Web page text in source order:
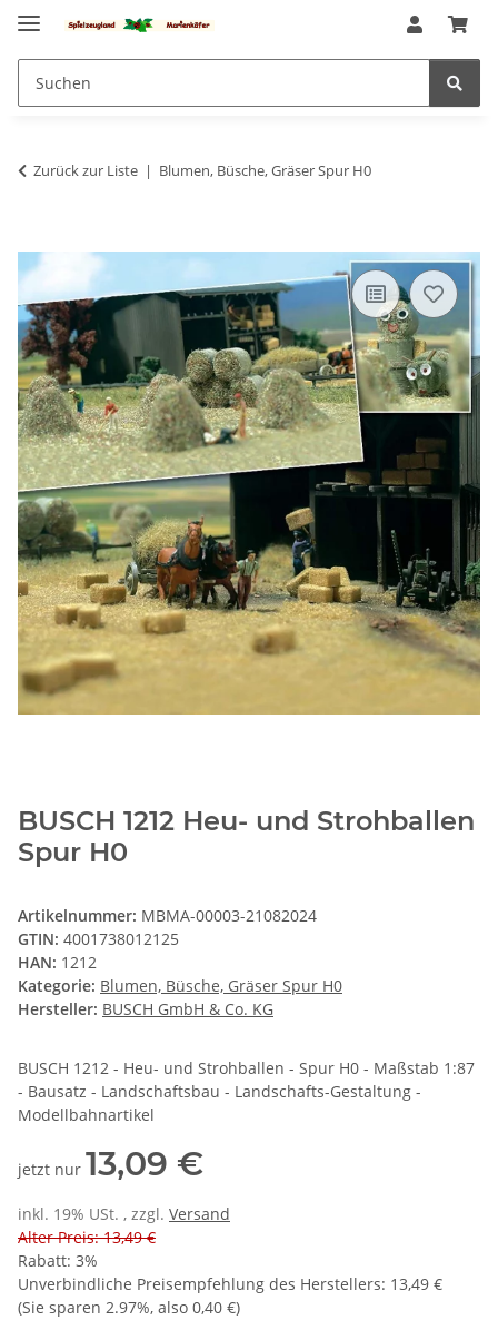
Zurück zur Liste Blumen, Büsche, Gräser Spur H0
BUSCH 1212 Heu- und Strohballen
Spur H0
Artikelnummer: MBMA-00003-21082024
GTIN: 4001738012125
HAN: 1212
Kategorie: Blumen, Büsche, Gräser Spur H0
Hersteller: BUSCH GmbH & Co. KG
BUSCH 1212 - Heu- und Strohballen - Spur H0 - Maßstab 1:87
- Bausatz - Landschaftsbau - Landschafts-Gestaltung -
Modellbahnartikel
jetzt nur 13,09 €
inkl. 19% USt. , zzgl. Versand
Alter Preis: 13,49 €
Rabatt: 3%
Unverbindliche Preisempfehlung des Herstellers: 13,49 €
(Sie sparen 2.97%, also 0,40 €)